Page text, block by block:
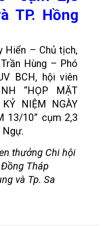
TP. Hồng
Hiển – Chủ tịch,
Hùng – Phó
BCH, hội viên
“HỌP MẶT
NIỆM NGÀY
13/10” cụm 2,3
Ngự.
thưởng Chi hội
Tháp
và Tp. Sa